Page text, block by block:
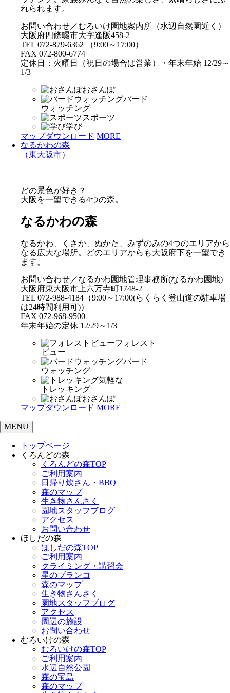
れられます。
お問い合わせ／むろいけ園地案内所（水辺自然園近く）
大阪府四條畷市大字逢阪458-2
TEL 072-879-6362 （9:00～17:00）
FAX 072-800-6774
定休日：火曜日（祝日の場合は営業）・年末年始 12/29～
1/3
おさんぽ
バード
ウォッチング
スポーツ
学び
マップダウンロード MORE
なるかわの森
（東大阪市）
どの景色が好き？
大阪を一望できる4つの森。
なるかわの森
なるかわ、くさか、ぬかた、みずのみの4つのエリアから
なる広大な場所。どのエリアからも大阪府下を一望でき
ます。
お問い合わせ／なるかわ園地管理事務所(なるかわ園地)
大阪府東大阪市上六万寺町1748-2
TEL 072-988-4184（9:00～17:00(らくらく登山道の駐車場
は24時間利用可)）
FAX 072-968-9500
年末年始の定休 12/29～1/3
フォレスト
ビュー
バード
ウォッチング
気軽な
トレッキング
おさんぽ
マップダウンロード MORE
MENU
トップページ
くろんどの森
くろんどの森TOP
ご利用案内
日帰り炊さん・BBQ
森のマップ
生き物さんさく
園地スタッフブログ
アクセス
お問い合わせ
ほしだの森
ほしだの森TOP
ご利用案内
クライミング・講習会
星のブランコ
森のマップ
生き物さんさく
園地スタッフブログ
アクセス
周辺の施設
お問い合わせ
むろいけの森
むろいけの森TOP
ご利用案内
水辺自然公園
森の宝島
森のマップ